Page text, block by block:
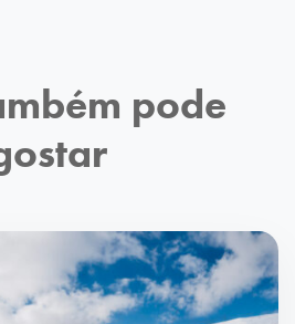
pode